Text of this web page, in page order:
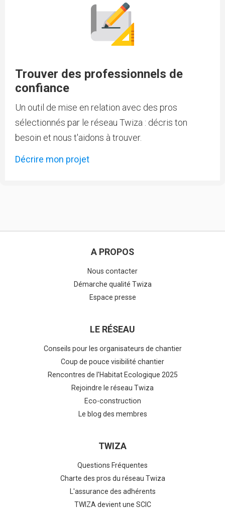
Trouver des professionnels de
confiance
Un outil de mise en relation avec des pros
sélectionnés par le réseau Twiza : décris ton
besoin et nous t'aidons à trouver.
Décrire mon projet
A PROPOS
Nous contacter
Démarche qualité Twiza
Espace presse
LE RÉSEAU
Conseils pour les organisateurs de chantier
Coup de pouce visibilité chantier
Rencontres de l'Habitat Ecologique 2025
Rejoindre le réseau Twiza
Eco-construction
Le blog des membres
TWIZA
Questions Fréquentes
Charte des pros du réseau Twiza
L'assurance des adhérents
TWIZA devient une SCIC